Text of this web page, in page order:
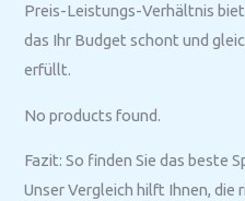
Preis-Leistungs-Verhältnis
das Ihr Budget schont und
erfüllt.
No products found.
Fazit: So finden Sie das beste
Unser Vergleich hilft Ihnen,